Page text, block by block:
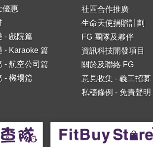
優惠
- 戲院篇
- Karaoke 篇
- 航空公司篇
- 機場篇
社區合作推廣
生命天使捐贈計劃
FG 團隊及夥伴
資訊科技開發項目
關於及聯絡 FG
意見收集- 義工招募
私穩條例 - 免責聲明